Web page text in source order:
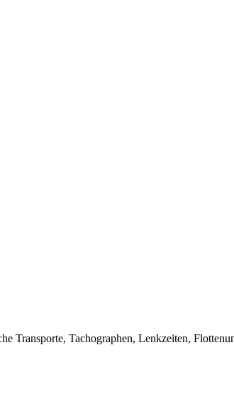
Tachographen, Lenkzeiten,